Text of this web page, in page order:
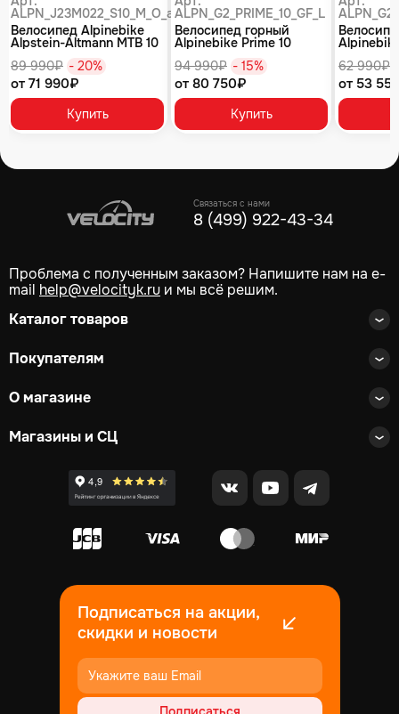
ALPN_J23M022_S10_M_O_air
Велосипед Alpinebike
Alpstein-Altmann MTB 10
89 990₽ - 20%
от 71 990₽
Купить
ALPN_G2_PRIME_10_GF_L
Велосипед горный
Alpinebike Prime 10
94 990₽ - 15%
от 80 750₽
Купить
62 990₽
от 53
Связаться с нами
8 (499) 922-43-34
Проблема с полученным заказом? Напишите нам на e-
mail help@velocityk.ru и мы всё решим.
Каталог товаров
Покупателям
О магазине
Магазины и СЦ
Подписаться на акции,
скидки и новости